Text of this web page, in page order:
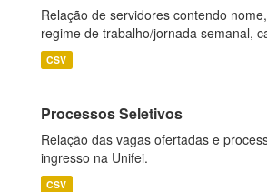
Relação de servidores contendo
regime de trabalho/jornada semanal,
CSV
Processos Seletivos
Relação das vagas ofertadas e
ingresso na Unifei.
CSV